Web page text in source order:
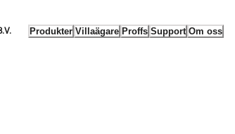
Produkter Villaägare Proffs Support Om oss